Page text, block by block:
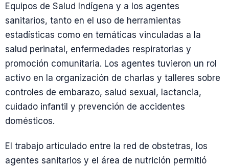
Equipos de Salud Indígena y a los agentes
sanitarios, tanto en el uso de herramientas
estadísticas como en temáticas vinculadas a la
salud perinatal, enfermedades respiratorias y
promoción comunitaria. Los agentes tuvieron un rol
activo en la organización de charlas y talleres sobre
controles de embarazo, salud sexual, lactancia,
cuidado infantil y prevención de accidentes
domésticos.
El trabajo articulado entre la red de obstetras, los
agentes sanitarios y el área de nutrición permitió